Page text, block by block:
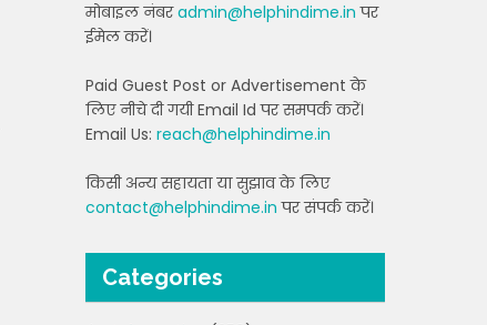
मोबाइल नंबरadmin@helphindime.in पर
ईमेल करें।
Paid Guest Post or Advertisement के
लिए नीचे दी गयी Email Id पर समपर्क करें।
Email Us: reach@helphindime.in
किसी अन्य सहायता या सुझाव के लिए
contact@helphindime.in पर संपर्क करें।
Categories